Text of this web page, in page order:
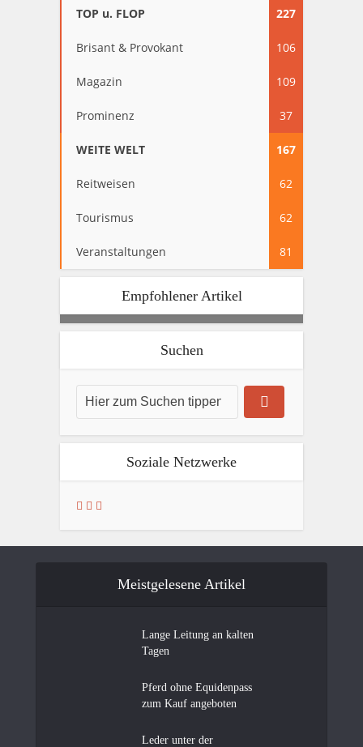
TOP u. FLOP 227
Brisant & Provokant 106
Magazin 109
Prominenz 37
WEITE WELT 167
Reitweisen 62
Tourismus 62
Veranstaltungen 81
Empfohlener Artikel
Suchen
Soziale Netzwerke
Meistgelesene Artikel
Lange Leitung an kalten
Tagen
Pferd ohne Equidenpass
zum Kauf angeboten
Leder unter der